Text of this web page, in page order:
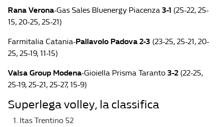
Rana Verona-Gas Sales Bluenergy Piacenza 3-1 (25-22, 25-
15, 20-25, 25-21)
Farmitalia Catania-Pallavolo Padova 2-3 (23-25, 25-21, 20-
25, 25-19, 11-15)
Valsa Group Modena-Gioiella Prisma Taranto 3-2 (22-25,
25-19, 25-21, 25-27, 15-9)
Superlega volley, la classifica
Itas Trentino 52